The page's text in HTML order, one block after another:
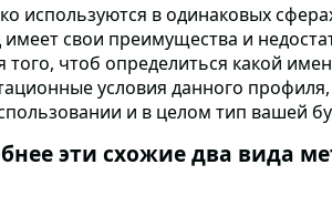
используются в одинаковых
свои преимущества и
того, чтоб определиться какой
условия данного
и в целом тип вашей
эти схожие два вида